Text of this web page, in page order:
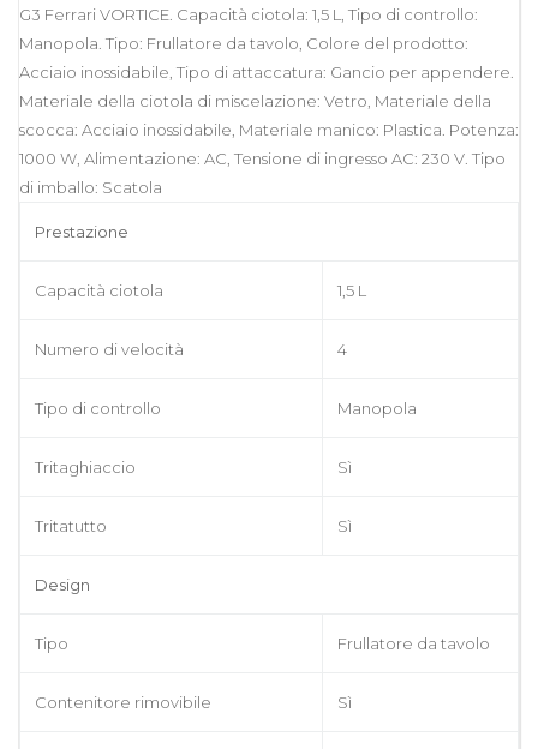
G3 Ferrari VORTICE. Capacità ciotola: 1,5 L, Tipo di controllo:
Manopola. Tipo: Frullatore da tavolo, Colore del prodotto:
Acciaio inossidabile, Tipo di attaccatura: Gancio per appendere.
Materiale della ciotola di miscelazione: Vetro, Materiale della
scocca: Acciaio inossidabile, Materiale manico: Plastica. Potenza:
1000 W, Alimentazione: AC, Tensione di ingresso AC: 230 V. Tipo
di imballo: Scatola
Prestazione
Capacità ciotola 1,5 L
Numero di velocità 4
Tipo di controllo Manopola
Tritaghiaccio Sì
Tritatutto Sì
Design
Tipo Frullatore da tavolo
Contenitore rimovibile Sì